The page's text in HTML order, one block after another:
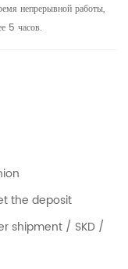
непрерывной работы,
5 часов.
the deposit
shipment / SKD /